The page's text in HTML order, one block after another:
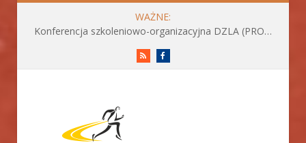
WAŻNE:
Konferencja szkoleniowo-organizacyjna DZLA (PROGRAM już do pobrania)
RSS